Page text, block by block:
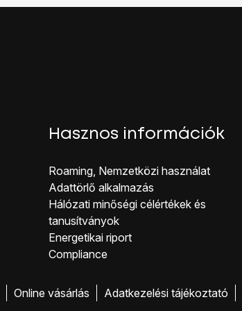
Hasznos információk
Roaming, Nemzetközi használat
Adattörlő alkalmazás
Hálózati minőségi célérté kek és
tanusítványok
Energetikai riport
Co mpliance
Online vásárlás Adatkezelési tájékoztató